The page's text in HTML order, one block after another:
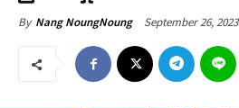
By Nang NoungNoung September 26, 2023